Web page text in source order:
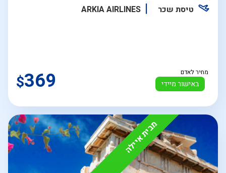
טיסת שכר
ARKIA AIRLINES
באישור מיידי
מחיר לאדם $369
מבית איילה